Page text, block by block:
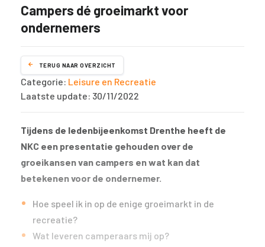
Campers dé groeimarkt voor
ondernemers
TERUG NAAR OVERZICHT
Categorie: Leisure en Recreatie
Laatste update: 30/11/2022
Tijdens de ledenbijeenkomst Drenthe heeft de
NKC een presentatie gehouden over de
groeikansen van campers en wat kan dat
betekenen voor de ondernemer.
Hoe speel ik in op de enige groeimarkt in de
recreatie?
Wat leveren camperaars mij op?